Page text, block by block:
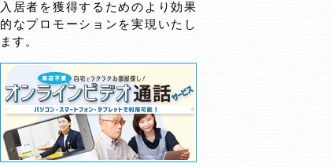
入居者を獲得するためのより効果
的なプロモーションを実現いたし
ます。